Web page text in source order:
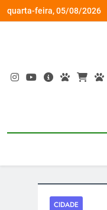
Skip
to
quarta-feira, 05/08/2026
gamer gratuita
CIDADE